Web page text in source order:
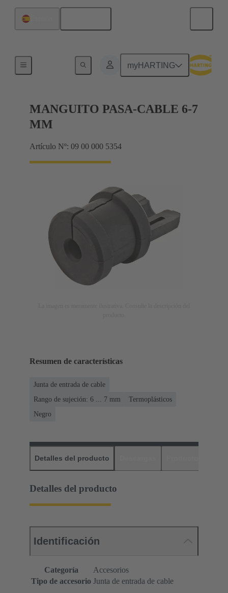
myHARTING
MANGUITO PASA-CABLE 6-7
MM
Artículo Nº: 09 00 000 5354
Resumen de características
Junta de entrada de cable
Rango de sujeción: 6 ... 7 mm
Termoplásticos
Negro
Detalles del producto
Detalles del producto
Identificación
Categoría
Accesorios
Tipo de accesorio Junta de entrada de cable